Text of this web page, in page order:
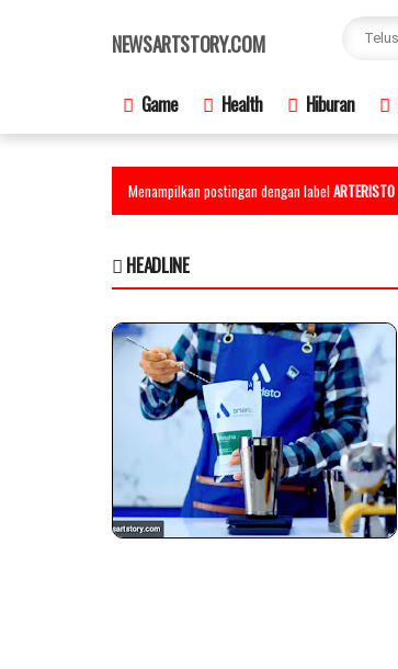
NEWSARTSTORY.COM
Game Health Hiburan
Menampilkan postingan dengan labelARTERISTO
HEADLINE